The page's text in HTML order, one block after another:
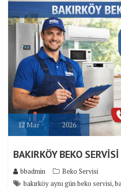
12Mar 2026
BAKIRKÖY BEKO SERVİSİ
bbadmin
Beko Servisi
bakırköy aynı gün beko servisi,